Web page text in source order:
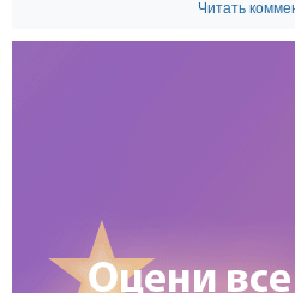
Читать